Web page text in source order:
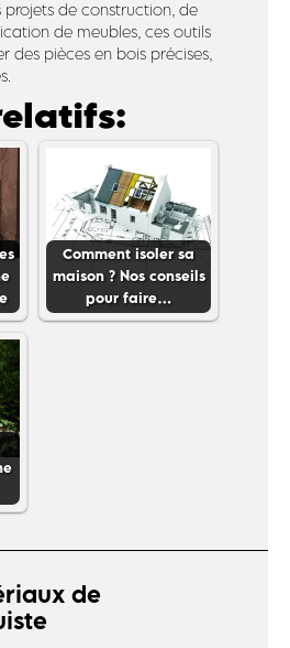
projets de construction, de
de meubles, ces outils
des pièces en bois précises,
Comment isoler sa
maison ? Nos conseils
pour faire…
de